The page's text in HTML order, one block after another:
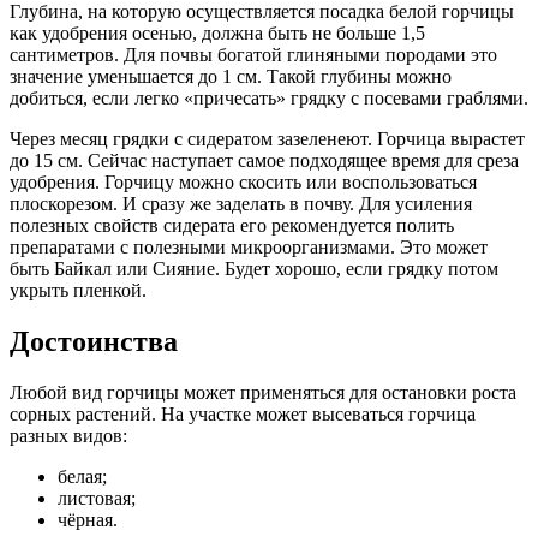
Глубина, на которую осуществляется посадка белой горчицы
как удобрения осенью, должна быть не больше 1,5
сантиметров. Для почвы богатой глиняными породами это
значение уменьшается до 1 см. Такой глубины можно
добиться, если легко «причесать» грядку с посевами граблями.
Через месяц грядки с сидератом зазеленеют. Горчица вырастет
до 15 см. Сейчас наступает самое подходящее время для среза
удобрения. Горчицу можно скосить или воспользоваться
плоскорезом. И сразу же заделать в почву. Для усиления
полезных свойств сидерата его рекомендуется полить
препаратами с полезными микроорганизмами. Это может
быть Байкал или Сияние. Будет хорошо, если грядку потом
укрыть пленкой.
Достоинства
Любой вид горчицы может применяться для остановки роста
сорных растений. На участке может высеваться горчица
разных видов:
белая;
листовая;
чёрная.